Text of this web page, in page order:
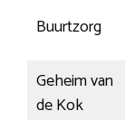
Buurtzorg
Geheim van
de Kok